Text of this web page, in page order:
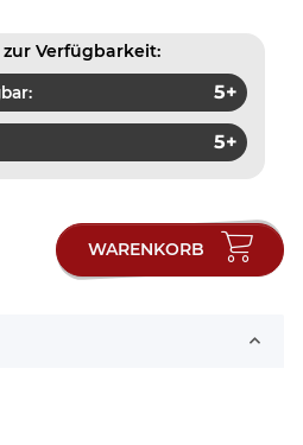
Verfügbarkeit:
5+
5+
WARENKORB